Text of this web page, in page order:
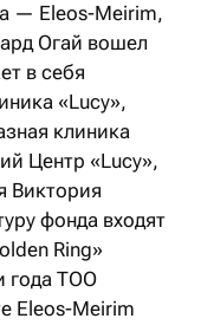
— Eleos-Meirim,
Огай вошел
в себя
«Lucy»,
клиника
Центр «Lucy»,
Виктория
фонда входят
Ring»
года ТОО
Eleos-Meirim